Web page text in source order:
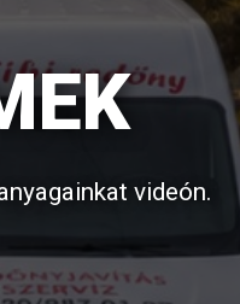
videón.